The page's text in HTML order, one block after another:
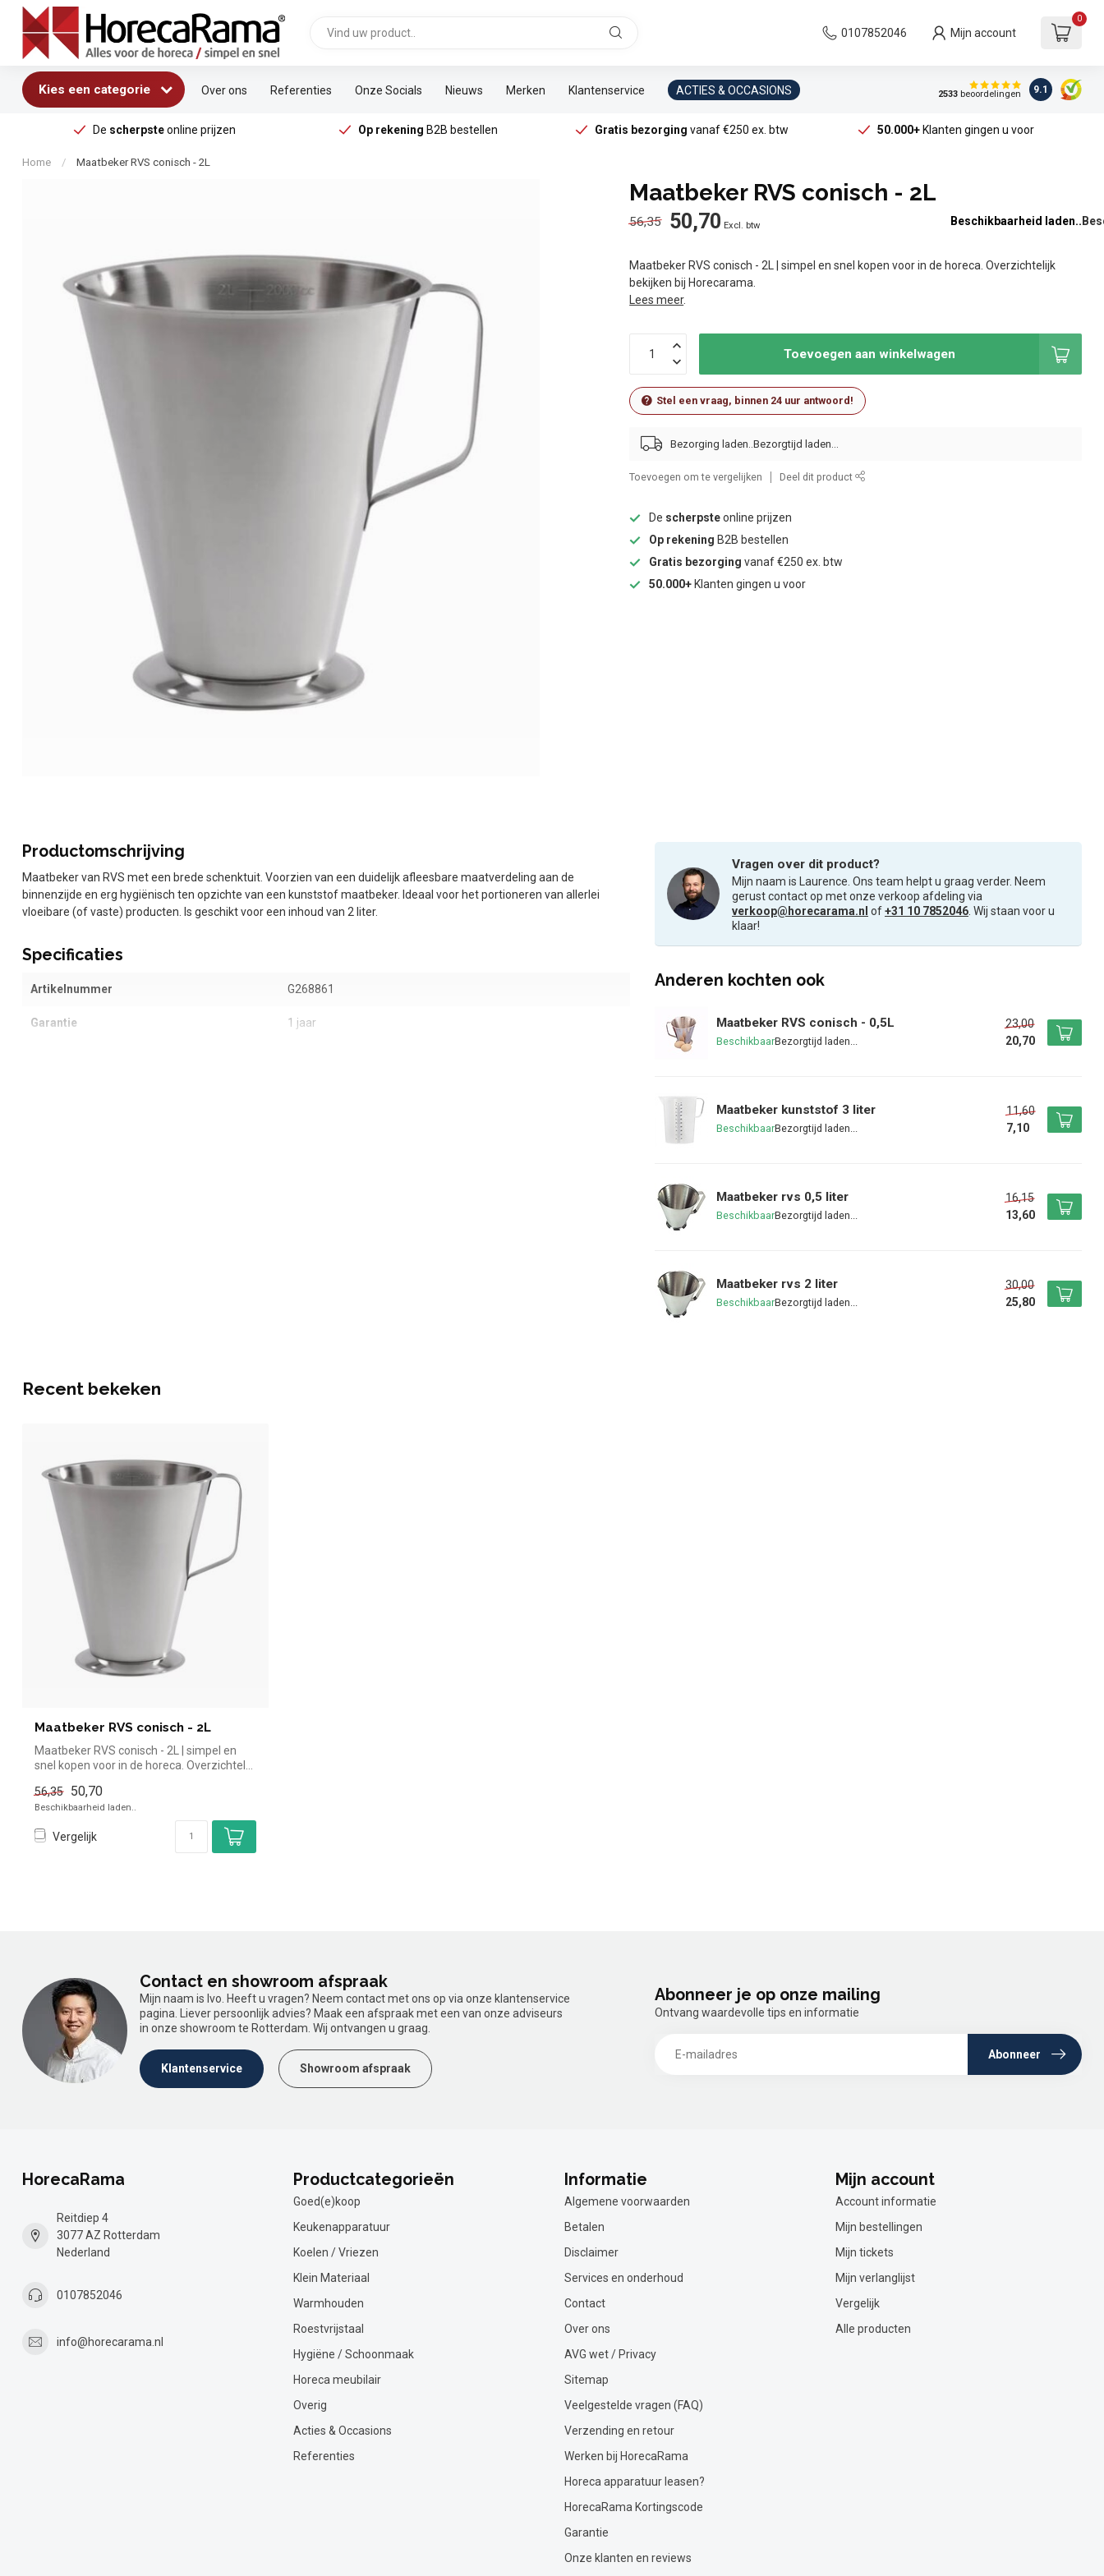
0107852046 Mijn account
0
Kies een categorie Over ons Referenties Onze Socials Nieuws Merken Klantenservice ACTIES & OCCASIONS 2533beoordelingen 9.1
De scherpsteonline prijzen Op rekening B2B bestellen Gratis bezorging vanaf €250 ex. btw 50.000+Klanten gingen u voor
Home / Maatbeker RVS conisch - 2L
Maatbeker RVS conisch - 2L
56,35 50,70 Excl. btw Beschikbaarheid laden..
Maatbeker RVS conisch - 2L | simpel en snel kopen voor in de horeca. Overzichtelijk
bekijken bij Horecarama.
Lees meer.
Toevoegen aan winkelwagen
Stel een vraag, binnen 24 uur antwoord!
Bezorging laden..
Toevoegen om te vergelijken Deel dit product
De scherpsteonline prijzen
Op rekening B2B bestellen
Gratis bezorging vanaf €250 ex. btw
50.000+ Klanten gingen u voor
Productomschrijving
Maatbeker van RVS met een brede schenktuit. Voorzien van een duidelijk afleesbare maatverdeling aan de
binnenzijde en erg hygiënisch ten opzichte van een kunststof maatbeker. Ideaal voor het portioneren van allerlei
vloeibare (of vaste) producten. Is geschikt voor een inhoud van 2 liter.
Specificaties
Artikelnummer G268861
Garantie 1 jaar
Vragen over dit product?
Mijn naam is Laurence. Ons team helpt u graag verder. Neem
gerust contact op met onze verkoop afdeling via
verkoop@horecarama.nl of+31 10 7852046 . Wij staan voor u
klaar!
Anderen kochten ook
Maatbeker RVS conisch - 0,5L
Beschikbaar
23,00
20,70
Maatbeker kunststof 3 liter
Beschikbaar
11,60
7,10
Maatbeker rvs 0,5 liter
Beschikbaar
16,15
13,60
Maatbeker rvs 2 liter
Beschikbaar
30,00
25,80
Recent bekeken
Maatbeker RVS conisch - 2L
Maatbeker RVS conisch - 2L | simpel en
snel kopen voor in de horeca. Overzichtel...
56,35 50,70
Beschikbaarheid laden..
Vergelijk
Contact en showroom afspraak
Mijn naam is Ivo. Heeft u vragen? Neem contact met ons op via onze klantenservice
pagina. Liever persoonlijk advies? Maak een afspraak met een van onze adviseurs
in onze showroom te Rotterdam. Wij ontvangen u graag.
Klantenservice Showroom afspraak
Abonneer je op onze mailing
Ontvang waardevolle tips en informatie
Abonneer
HorecaRama
Reitdiep 4
3077 AZ Rotterdam
Nederland
0107852046
info@horecarama.nl
Productcategorieën
Goed(e)koop
Keukenapparatuur
Koelen / Vriezen
Klein Materiaal
Warmhouden
Roestvrijstaal
Hygiëne / Schoonmaak
Horeca meubilair
Overig
Acties & Occasions
Referenties
Informatie
Algemene voorwaarden
Betalen
Disclaimer
Services en onderhoud
Contact
Over ons
AVG wet / Privacy
Sitemap
Veelgestelde vragen (FAQ)
Verzending en retour
Werken bij HorecaRama
Horeca apparatuur leasen?
HorecaRama Kortingscode
Garantie
Onze klanten en reviews
Mijn account
Account informatie
Mijn bestellingen
Mijn tickets
Mijn verlanglijst
Vergelijk
Alle producten